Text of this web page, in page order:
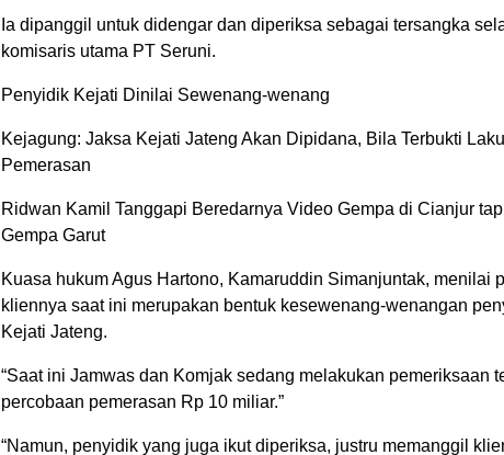
Ia dipanggil untuk didengar dan diperiksa sebagai tersangka
komisaris utama PT Seruni.
Penyidik Kejati Dinilai Sewenang-wenang
Kejagung: Jaksa Kejati Jateng Akan Dipidana, Bila Terbukti
Pemerasan
Ridwan Kamil Tanggapi Beredarnya Video Gempa di Cianjur
Gempa Garut
Kuasa hukum Agus Hartono, Kamaruddin Simanjuntak, menilai
kliennya saat ini merupakan bentuk kesewenang-wenangan
Kejati Jateng.
“Saat ini Jamwas dan Komjak sedang melakukan pemeriksaan
percobaan pemerasan Rp 10 miliar.”
“Namun, penyidik yang juga ikut diperiksa, justru memanggil